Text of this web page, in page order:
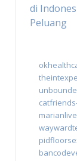
di
Peluang